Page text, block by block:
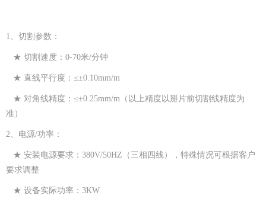
1、切割参数：
★ 切割速度：0-70米/分钟
★ 直线平行度：≤±0.10mm/m
★ 对角线精度：≤±0.25mm/m（以上精度以掰片前切割线精度为
准）
2、电源/功率：
★ 安装电源要求：380V/50HZ（三相四线），特殊情况可根据客户
要求调整
★ 设备实际功率：3KW